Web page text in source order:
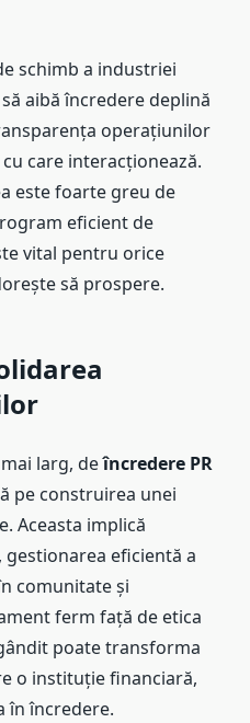
schimb a industriei
aibă încredere deplină
operațiunilor
care interacționează.
este foarte greu de
eficient de
vital pentru orice
să prospere.
mai larg, deîncredere PR
pe construirea unei
Aceasta implică
eficientă a
comunitate și
ferm față de etica
poate transforma
o instituție financiară,
în încredere.